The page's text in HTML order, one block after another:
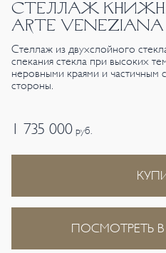
СТЕЛЛАЖ
ARTE VENEZIANA
Стеллаж из двухслойного
спекания стекла при высоких
неровными краями и частичным
стороны.
1 735 000 руб.
ПОСМОТРЕТЬ